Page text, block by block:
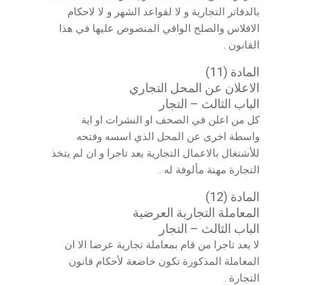
بالدفاتر التجارية و لا لقواعد الشهر و لا لاحكام
الافلاس والصلح الواقي المنصوص عليها في هذا
القانون .
المادة (11)
الاعلان عن المحل التجاري
الباب الثالث – التجار
كل من اعلن في الصحف او النشرات او اية
واسطة اخرى عن المحل الذي اسسه وفتحه
للأشتغال بالاعمال التجارية يعد تاجرا و ان لم يتخذ
التجارة مهنة مألوفة له .
المادة (12)
المعاملة التجارية العرضية
الباب الثالث – التجار
لا يعد تاجرا من قام بمعاملة تجارية عرضا الا ان
المعاملة المذكورة تكون خاضعة لأحكام قانون
التجارة .